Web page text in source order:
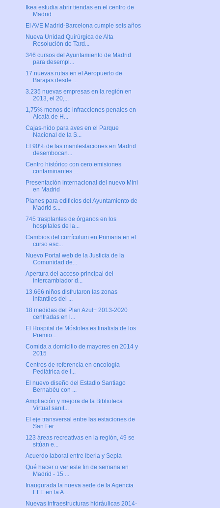
Ikea estudia abrir tiendas en el centro de
Madrid ...
El AVE Madrid-Barcelona cumple seis años
Nueva Unidad Quirúrgica de Alta
Resolución de Tard...
346 cursos del Ayuntamiento de Madrid
para desempl...
17 nuevas rutas en el Aeropuerto de
Barajas desde ...
3.235 nuevas empresas en la región en
2013, el 20,...
1,75% menos de infracciones penales en
Alcalá de H...
Cajas-nido para aves en el Parque
Nacional de la S...
El 90% de las manifestaciones en Madrid
desembocan...
Centro histórico con cero emisiones
contaminantes....
Presentación internacional del nuevo Mini
en Madrid
Planes para edificios del Ayuntamiento de
Madrid s...
745 trasplantes de órganos en los
hospitales de la...
Cambios del currículum en Primaria en el
curso esc...
Nuevo Portal web de la Justicia de la
Comunidad de...
Apertura del acceso principal del
intercambiador d...
13.666 niños disfrutaron las zonas
infantiles del ...
18 medidas del Plan Azul+ 2013-2020
centradas en l...
El Hospital de Móstoles es finalista de los
Premio...
Comida a domicilio de mayores en 2014 y
2015
Centros de referencia en oncología
Pediátrica de l...
El nuevo diseño del Estadio Santiago
Bernabéu con ...
Ampliación y mejora de la Biblioteca
Virtual sanit...
El eje transversal entre las estaciones de
San Fer...
123 áreas recreativas en la región, 49 se
sitúan e...
Acuerdo laboral entre Iberia y Sepla
Qué hacer o ver este fin de semana en
Madrid - 15 ...
Inaugurada la nueva sede de la Agencia
EFE en la A...
Nuevas infraestructuras hidráulicas 2014-